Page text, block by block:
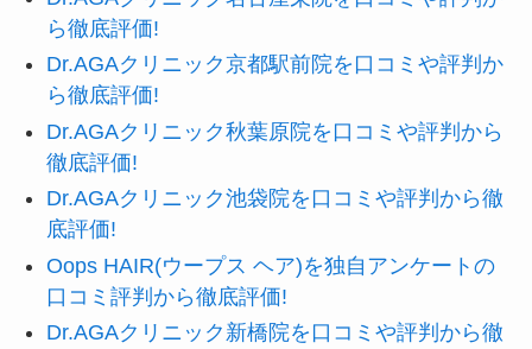
ら徹底評価!
Dr.AGAクリニック京都駅前院を口コミや評判か
ら徹底評価!
Dr.AGAクリニック秋葉原院を口コミや評判から
徹底評価!
Dr.AGAクリニック池袋院を口コミや評判から徹
底評価!
Oops HAIR(ウープス ヘア)を独自アンケートの
口コミ評判から徹底評価!
Dr.AGAクリニック新橋院を口コミや評判から徹